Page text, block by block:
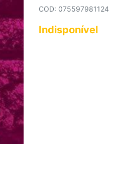
COD: 075597981124
Indisponível